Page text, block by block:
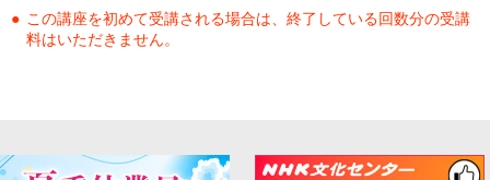
この講座を初めて受講される場合は、終了している回数分の受講
料はいただきません。